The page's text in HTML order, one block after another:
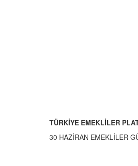
TÜRKİYE EMEKLİLER
30 HAZİRAN EMEKLİLER